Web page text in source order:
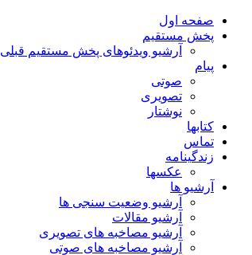
صفحه اول
پخش مستقیم
آرشیو ویدئوهای پخش مستقیم قبلی
پیام
صوتی
تصویری
نوشتار
کتابها
تماس
زندگینامه
عکسها
آرشیو ها
آرشیو وضعیت سنجی ها
آرشیو مقالات
آرشیو مصاخبه های تصویری
آرشیو مصاخبه های صوتی